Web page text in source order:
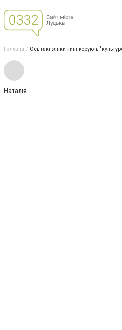
Головна Ось такі жінки нині керують
Наталія